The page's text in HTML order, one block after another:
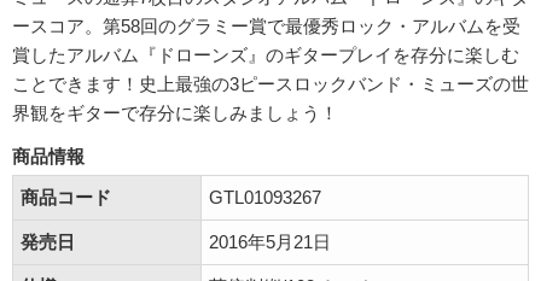
ースコア。第58回のグラミー賞で最優秀ロック・アルバムを受
賞したアルバム『ドローンズ』のギタープレイを存分に楽しむ
ことできます！史上最強の3ピースロックバンド・ミューズの世
界観をギターで存分に楽しみましょう！
商品情報
商品コード
GTL01093267
発売日 2016年5月21日